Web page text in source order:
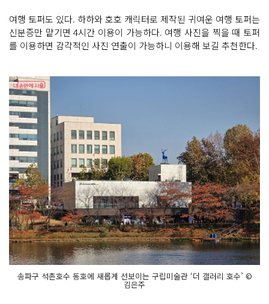
여행 토퍼도 있다. 하하와 호호 캐릭터로 제작된 귀여운 여행 토퍼는
신분증만 맡기면 4시간 이용이 가능하다. 여행 사진을 찍을 때 토퍼
를 이용하면 감각적인 사진 연출이 가능하니 이용해 보길 추천한다.
송파구 석촌호수 동호에 새롭게 선보이는 구립미술관 ‘더 갤러리 호수’ ©
김은주